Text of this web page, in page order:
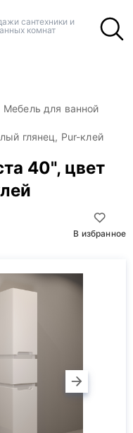
сантехники и
комнат
Мебель для ванной
глянец, Pur-клей
40", цвет
В избранное